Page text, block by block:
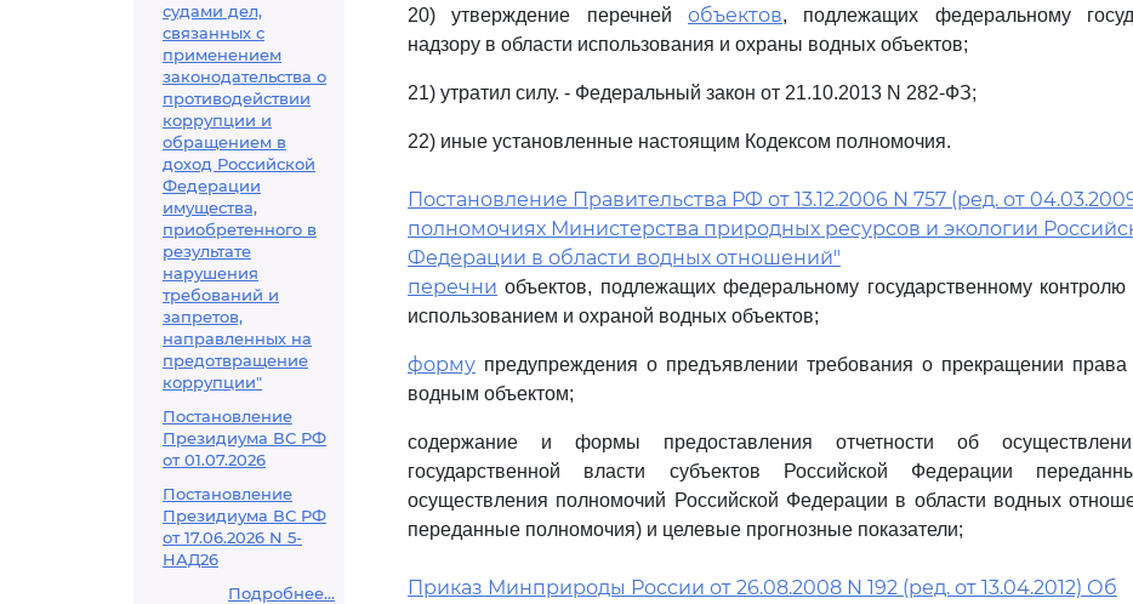
судами дел,
связанных с
применением
законодательства о
противодействии
коррупции и
обращением в
доход Российской
Федерации
имущества,
приобретенного в
результате
нарушения
требований и
запретов,
направленных на
предотвращение
коррупции"
Постановление
Президиума ВС РФ
от 01.07.2026
Постановление
Президиума ВС РФ
от 17.06.2026 N 5-
НАД26
Подробнее...
20) утверждение перечней объектов, подлежащих федеральному
надзору в области использования и охраны водных объектов;
21) утратил силу. - Федеральный закон от 21.10.2013 N 282-ФЗ;
22) иные установленные настоящим Кодексом полномочия.
Постановление Правительства РФ от 13.12.2006 N 757 (ред. от
полномочиях Министерства природных ресурсов и экологии
Федерации в области водных отношений"
перечни объектов, подлежащих федеральному государственному контролю
использованием и охраной водных объектов;
форму предупреждения о предъявлении требования о прекращении права
водным объектом;
содержание и формы предоставления отчетности об
государственной власти субъектов Российской Федерации
осуществления полномочий Российской Федерации в области водных
переданные полномочия) и целевые прогнозные показатели;
Приказ Минприроды России от 26.08.2008 N 192 (ред. от 13.04.2012) Об